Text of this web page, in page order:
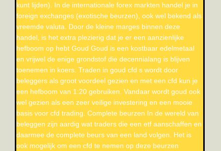
kunt lijden). In de internationale forex markten handel je in
foreign exchanges (exotische beurzen), ook wel bekend als
vreemde valuta. Door de kleine marges binnen deze
handel, is het extra plezierig dat je er een aanzienlijke
hefboom op hebt Goud Goud is een kostbaar edelmetaal
en vrijwel de enige grondstof die decennialang is blijven
toenemen in koers. Traden in goud cfd s wordt door
beleggers als groot voordeel gezien en met een cfd kun je
een hefboom van 1:20 gebruiken. Vandaar wordt goud ook
wel gezien als een zeer veilige investering en een mooie
basis voor cfd trading. Complete beurzen In de wereld van
beleggen zijn aardig wat traders die een etf aanschaffen en
daarmee de complete beurs van een land volgen. Het is
ook mogelijk om een cfd te nemen op deze beurzen